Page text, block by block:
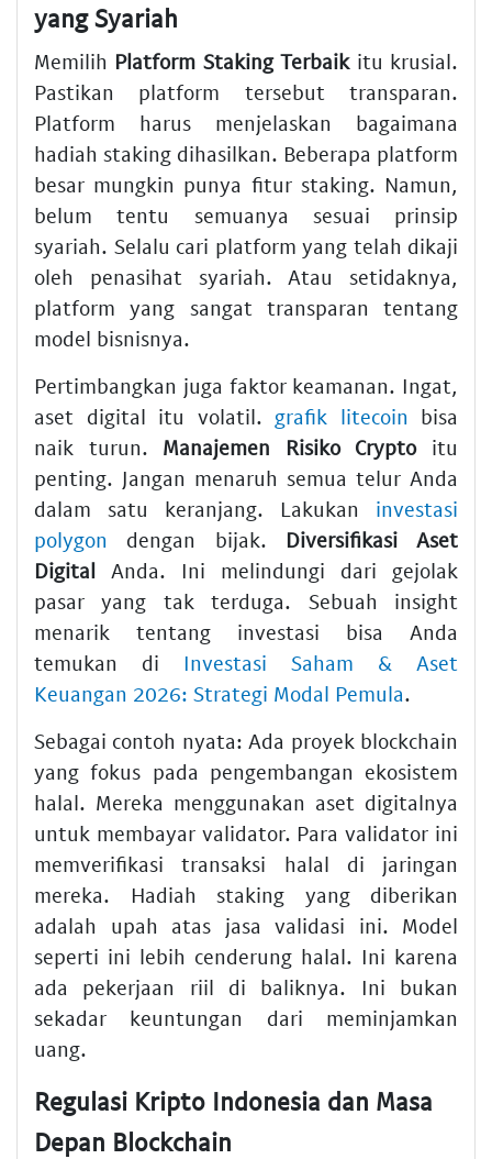
yang Syariah
Memilih Platform Staking Terbaikitu krusial.
Pastikan platform tersebut transparan.
Platform harus menjelaskan bagaimana
hadiah staking dihasilkan. Beberapa platform
besar mungkin punya fitur staking. Namun,
belum tentu semuanya sesuai prinsip
syariah. Selalu cari platform yang telah dikaji
oleh penasihat syariah. Atau setidaknya,
platform yang sangat transparan tentang
model bisnisnya.
Pertimbangkan juga faktor keamanan. Ingat,
aset digital itu volatil. grafik litecoin bisa
naik turun. Manajemen Risiko Cryptoitu
penting. Jangan menaruh semua telur Anda
dalam satu keranjang. Lakukan investasi
polygon dengan bijak. Diversifikasi Aset
Digital Anda. Ini melindungi dari gejolak
pasar yang tak terduga. Sebuah insight
menarik tentang investasi bisa Anda
temukan di Investasi Saham & Aset
Keuangan 2026: Strategi Modal Pemula.
Sebagai contoh nyata: Ada proyek blockchain
yang fokus pada pengembangan ekosistem
halal. Mereka menggunakan aset digitalnya
untuk membayar validator. Para validator ini
memverifikasi transaksi halal di jaringan
mereka. Hadiah staking yang diberikan
adalah upah atas jasa validasi ini. Model
seperti ini lebih cenderung halal. Ini karena
ada pekerjaan riil di baliknya. Ini bukan
sekadar keuntungan dari meminjamkan
uang.
Regulasi Kripto Indonesia dan Masa
Depan Blockchain